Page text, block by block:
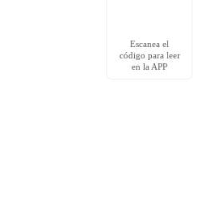
Escanea el
código para leer
en la APP